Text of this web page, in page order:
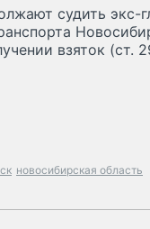
судить экс-
взяток (ст.
новосибирская область